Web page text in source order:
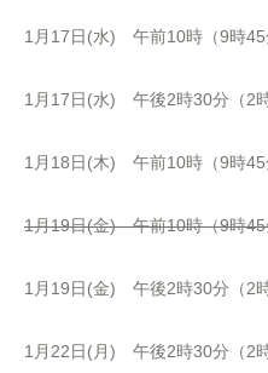
1月17日(水) 午前10時（9時45
1月17日(水) 午後2時30分（2時
1月18日(木) 午前10時（9時45
1月19日(金) 午前10時（9時45
1月19日(金) 午後2時30分（2時
1月22日(月) 午後2時30分（2時